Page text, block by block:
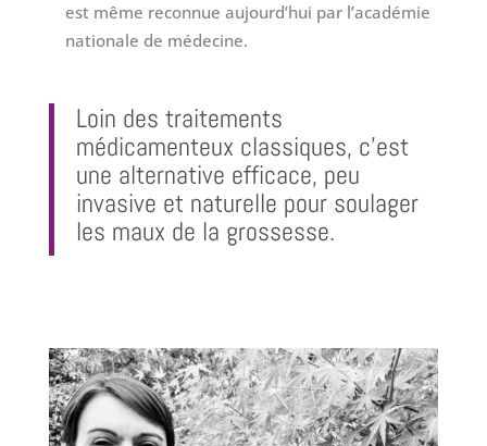
est même reconnue aujourd’hui par l’académie
nationale de médecine.
Loin des traitements
médicamenteux classiques, c’est
une alternative efficace, peu
invasive et naturelle pour soulager
les maux de la grossesse.